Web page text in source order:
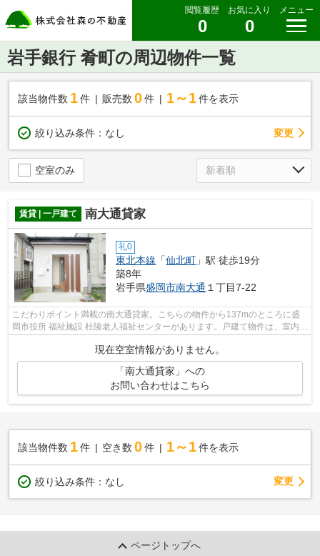
閲覧履歴
0
お気に入り
0
メニュー
岩手銀行 肴町の周辺物件一覧
該当物件数 1件 販売数 0 件 1～1 件を表示
絞り込み条件： なし 変更
空室のみ
賃貸 | 一戸建て 南大通貸家
礼0
東北本線 「仙北町 」駅 徒歩19分
築8年
岩手県盛岡市南大通 １丁目7-22
こだわりポイント満載の南大通貸家。こちらの物件から137mのところに盛
岡市役所 福祉施設 杜陵老人福祉センターがあります。戸建て物件は、室内の
レイアウトの自由度も高くお勧めです...
現在空室情報がありません。
「南大通貸家」への
お問い合わせはこちら
該当物件数 1件 空き数 0 件 1～1 件を表示
絞り込み条件： なし 変更
ページトップへ